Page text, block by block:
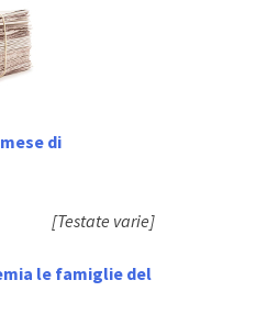
di
[Testate varie]
le famiglie del